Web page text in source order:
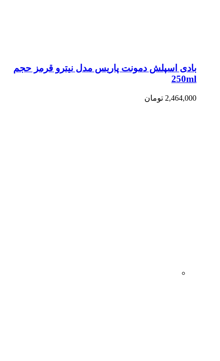
بادی اسپلش دمونت پاریس مدل نیترو قرمز حجم
250ml
2,464,000 تومان